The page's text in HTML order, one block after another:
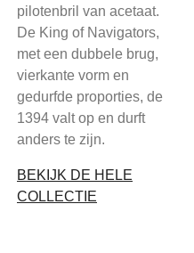
pilotenbril van acetaat.
De King of Navigators,
met een dubbele brug,
vierkante vorm en
gedurfde proporties, de
1394 valt op en durft
anders te zijn.
BEKIJK DE HELE
COLLECTIE